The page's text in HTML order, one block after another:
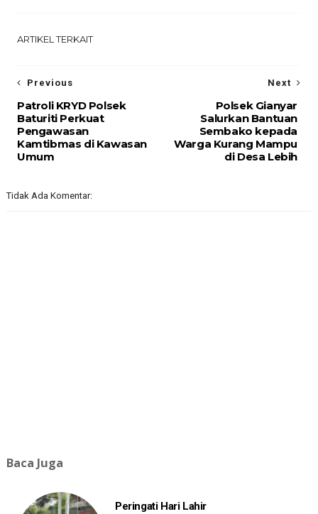
ARTIKEL TERKAIT
Next
Polsek Gianyar
Salurkan Bantuan
Sembako kepada
Warga Kurang Mampu
di Desa Lebih
Previous
Patroli KRYD Polsek
Baturiti Perkuat
Pengawasan
Kamtibmas di Kawasan
Umum
Tidak Ada Komentar:
Baca Juga
Peringati Hari Lahir